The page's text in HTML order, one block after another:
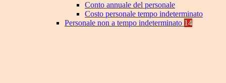
Conto annuale del personale
Costo personale tempo indeterminato
Personale non a tempo indeterminato 14